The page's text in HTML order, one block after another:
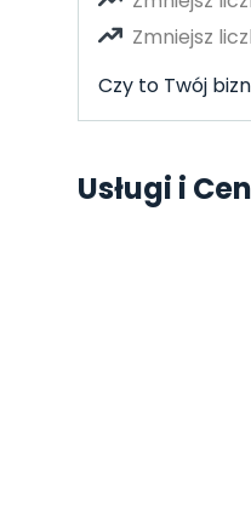
Zmniejsz
Czy to Twój
Usługi i